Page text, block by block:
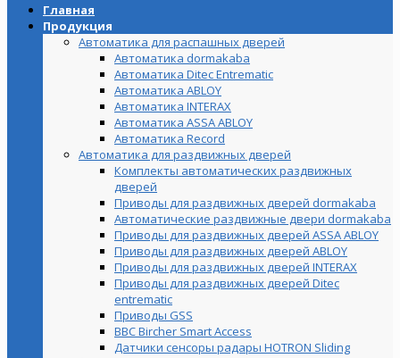
Главная
Продукция
Автоматика для распашных дверей
Автоматика dormakaba
Автоматика Ditec Entrematic
Автоматика ABLOY
Автоматика INTERAX
Автоматика ASSA ABLOY
Автоматика Record
Автоматика для раздвижных дверей
Комплекты автоматических раздвижных
дверей
Приводы для раздвижных дверей dormakaba
Автоматические раздвижные двери dormakaba
Приводы для раздвижных дверей ASSA ABLOY
Приводы для раздвижных дверей ABLOY
Приводы для раздвижных дверей INTERAX
Приводы для раздвижных дверей Ditec
entrematic
Приводы GSS
BBC Bircher Smart Access
Датчики сенсоры радары HOTRON Sliding